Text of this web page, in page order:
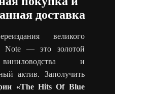
доставка
великого
Note — это золотой
и
актив. Заполучить
«The Hits Of Blue